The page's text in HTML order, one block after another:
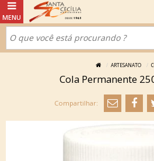
ARTESANATO
Cola Permanente